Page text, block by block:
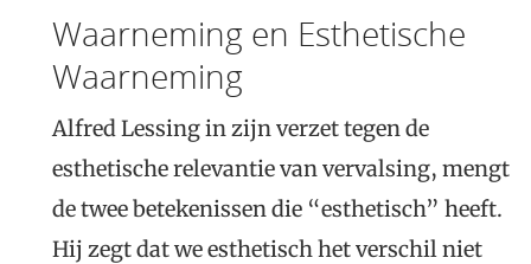
Waarneming en Esthetische
Waarneming
Alfred Lessing in zijn verzet tegen de
esthetische relevantie van vervalsing, mengt
de twee betekenissen die “esthetisch” heeft.
Hij zegt dat we esthetisch het verschil niet